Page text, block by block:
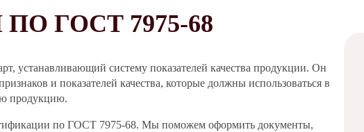
ГОСТ 7975-68
устанавливающий систему показателей качества продукции. Он
и показателей качества, которые должны использоваться в
продукцию.
по ГОСТ 7975-68. Мы поможем оформить документы,